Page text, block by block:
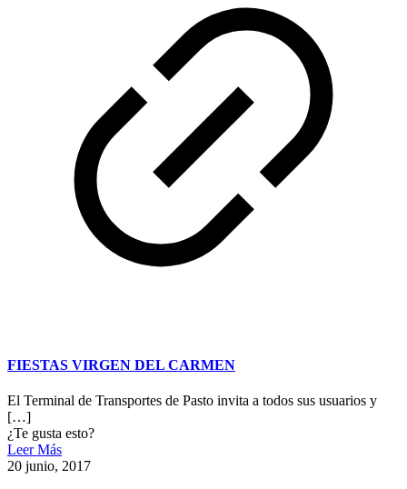
FIESTAS VIRGEN DEL CARMEN
El Terminal de Transportes de Pasto invita a todos sus usuarios y
[…]
¿Te gusta esto?
Leer Más
20 junio, 2017